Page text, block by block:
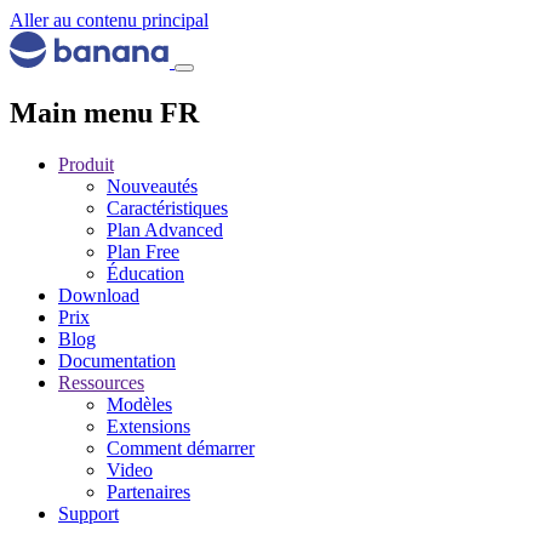
Aller au contenu principal
Main menu FR
Produit
Nouveautés
Caractéristiques
Plan Advanced
Plan Free
Éducation
Download
Prix
Blog
Documentation
Ressources
Modèles
Extensions
Comment démarrer
Video
Partenaires
Support